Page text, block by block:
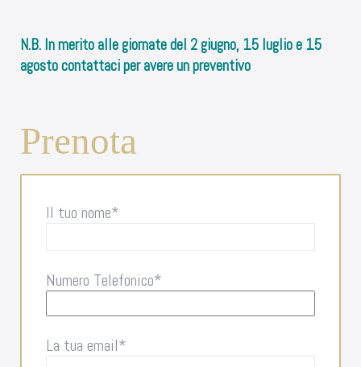
N.B. In merito alle giornate del 2 giugno, 15 luglio e 15
agosto contattaci per avere un preventivo
Prenota
Il tuo nome*
Numero Telefonico*
La tua email*